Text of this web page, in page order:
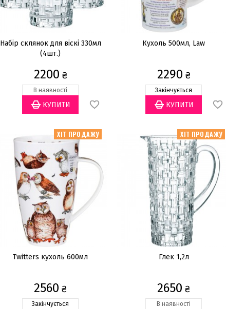
Набір склянок для віскі 330мл
(4шт.)
2200 ₴
В наявності
Кухоль 500мл, Law
2290 ₴
Закінчується
ХІТ ПРОДАЖУ
Twitters кухоль 600мл
2560 ₴
Закінчується
ХІТ ПРОДАЖУ
Глек 1,2л
2650 ₴
В наявності